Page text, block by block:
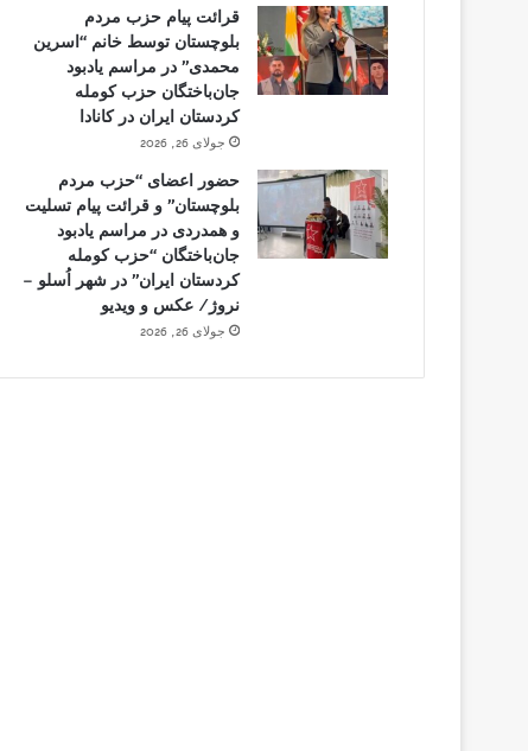
قرائت پیام حزب مردم
بلوچستان توسط خانم “اسرین
محمدی” در مراسم یادبود
جان‌باختگان حزب کومله
کردستان ایران در کانادا
جولای 26, 2026
حضور اعضای “حزب مردم
بلوچستان” و قرائت پیام تسلیت
و همدردی در مراسم یادبود
جان‌باختگان “حزب کومله
کردستان ایران” در شهر اُسلو –
نروژ/ عکس و ویدیو
جولای 26, 2026